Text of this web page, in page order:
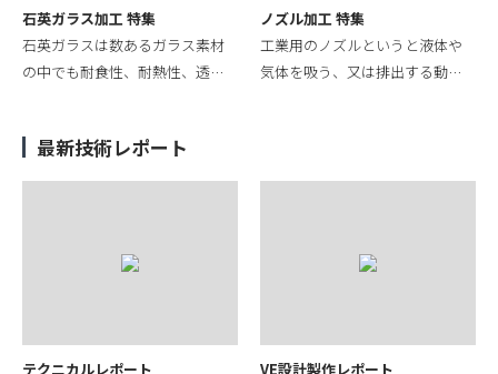
石英ガラス加工 特集
石英ガラスは数あるガラス素材
の中でも耐食性、耐熱性、透…
ノズル加工 特集
工業用のノズルというと液体や
気体を吸う、又は排出する動…
最新技術レポート
テクニカルレポート
VE設計製作レポート